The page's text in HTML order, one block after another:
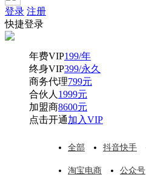
登录 注册
快捷登录
年费VIP199/年
终身VIP399/永久
商务代理799元
合伙人 1999元
加盟商8600元
点击开通加入VIP
全部 抖音快手
淘宝电商 公众号